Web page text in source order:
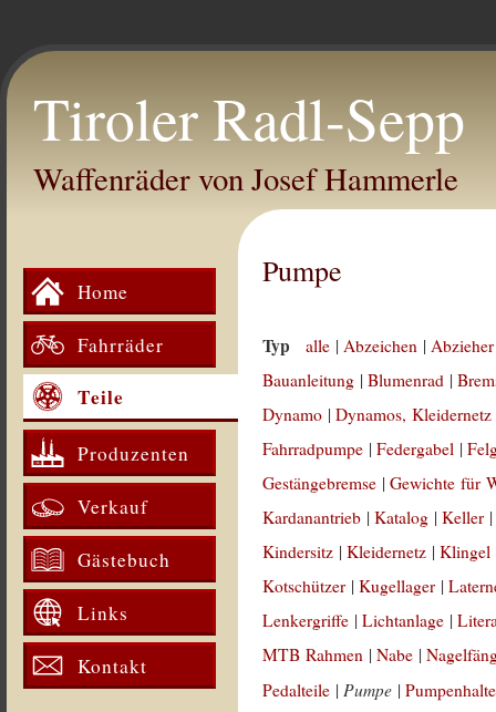
Tiroler Radl-Sepp
Waffenräder von Josef Hammerle
Home
Fahrräder
Teile
Produzenten
Verkauf
Gästebuch
Links
Kontakt
Pumpe
Typ alle |Abzeichen |
Bauanleitung |Blumenrad |
Dynamo |Dynamos, Kleidernetz
Fahrradpumpe |Federgabel |
Gestängebremse |Gewichte für
Kardanantrieb |Katalog |Keller
Kindersitz |Kleidernetz |Klingel
Kotschützer |Kugellager |
Lenkergriffe |Lichtanlage |
MTB Rahmen |Nabe |
Pedalteile |Pumpe |